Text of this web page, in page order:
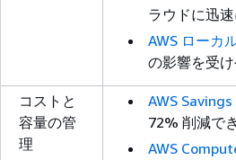
ラウドに迅
AWS ローカ
の影響を受
コストと
容量の管
理
AWS Savings
72% 削減で
AWS